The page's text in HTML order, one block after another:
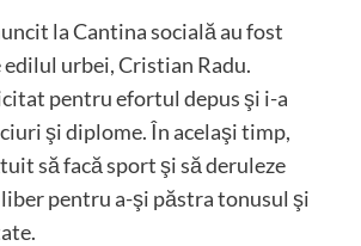
la Cantina socială au fost
urbei, Cristian Radu.
pentru efortul depus şi i-a
şi diplome. În acelaşi timp,
să facă sport şi să deruleze
pentru a-şi păstra tonusul şi